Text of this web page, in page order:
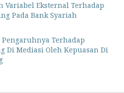
Variabel Eksternal Terhadap
Pada Bank Syariah
Terhadap
Di Mediasi Oleh Kepuasan Di